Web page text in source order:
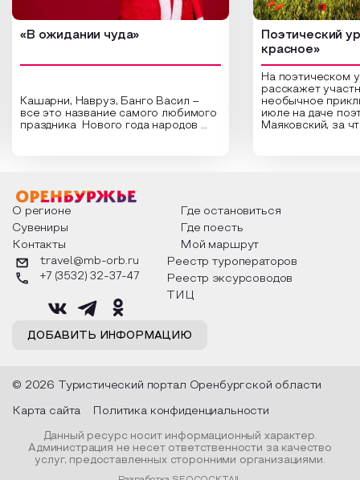
«В ожидании чуда»
Кашарни, Навруз, Банго Васил –
все это название самого любимого
праздника Нового года народов
о том, как встречают новый год в
разных уголках страны, какие
обряды совершают на удачу и
благополучие, в чем схожи и
различаются традиции. Кто такой
Дед Мороз и откуда он пришел, как
его называют в разных уголках
страны и как появились елочные
Поэтический
красное»
На поэтическом
расскажет
необычное
июле на даче
Маяковский, за
Твардовского и
каждой строчке
восхищение
яркому времени
О регионе
Где остановиться
Сувениры
Где поесть
Контакты
Мой маршрут
ДОБАВИТЬ ИНФОРМАЦИЮ
travel@mb-orb.ru
+7 (3532) 32-37-47
Реестр туроператоров
Реестр эксурсоводов
ТИЦ
© 2026 Туристический портал Оренбургской области
Карта сайта Политика конфиденциальности
Данный ресурс носит информационный характер.
Администрация не несет ответственности за качество
услуг, предоставленных сторонними организациями.